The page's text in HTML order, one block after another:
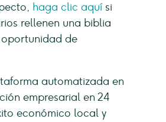
haga clic aquí si
rellenen una biblia
de
automatizada en
empresarial en 24
económico local y